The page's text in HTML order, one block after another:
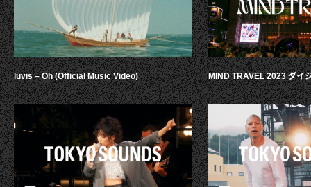
luvis – Oh (Official Music Video) MIND TRAVEL 2023 ダイ